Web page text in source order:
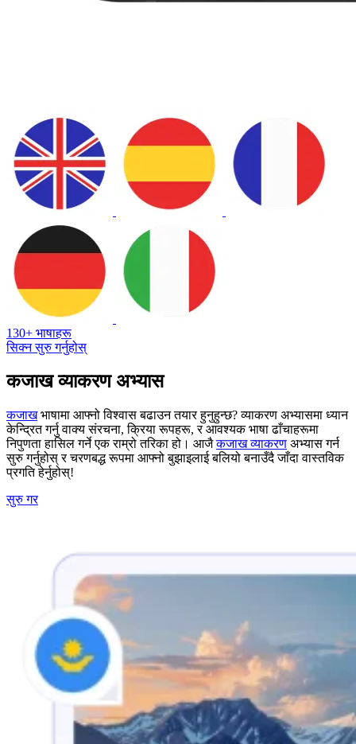
130+ भाषाहरू
सिक्न सुरु गर्नुहोस्
कजाख व्याकरण अभ्यास
कजाखभाषामा आफ्नो विश्वास बढाउन तयार हुनुहुन्छ? व्याकरण अभ्यासमा ध्यान
केन्द्रित गर्नु वाक्य संरचना, क्रिया रूपहरू, र आवश्यक भाषा ढाँचाहरूमा
निपुणता हासिल गर्ने एक राम्रो तरिका हो। आजैकजाख व्याकरण अभ्यास गर्न
सुरु गर्नुहोस् र चरणबद्ध रूपमा आफ्नो बुझाइलाई बलियो बनाउँदै जाँदा वास्तविक
प्रगति हेर्नुहोस्!
सुरु गर